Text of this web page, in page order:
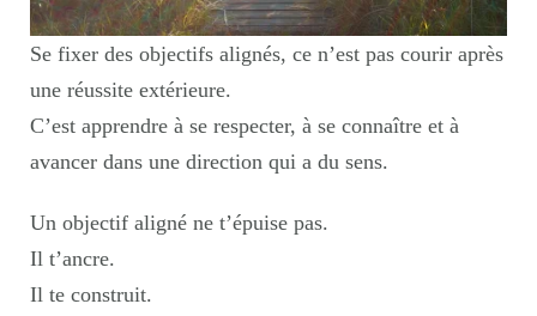
Se fixer des objectifs alignés, ce n’est pas courir après
une réussite extérieure.
C’est apprendre à se respecter, à se connaître et à
avancer dans une direction qui a du sens.
Un objectif aligné ne t’épuise pas.
Il t’ancre.
Il te construit.